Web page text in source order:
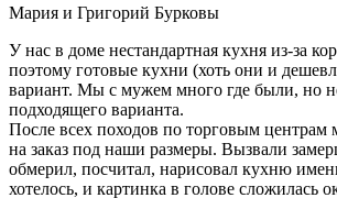
Мария и Григорий Бурковы
У нас в доме нестандартная кухня из-за
поэтому готовые кухни (хоть они и
вариант. Мы с мужем много где были, но
подходящего варианта.
После всех походов по торговым центрам
на заказ под наши размеры. Вызвали
обмерил, посчитал, нарисовал кухню
хотелось, и картинка в голове сложилась